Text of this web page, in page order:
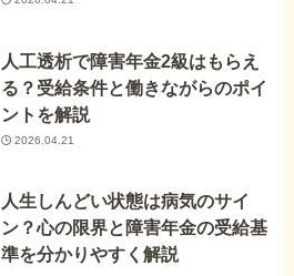
人工透析で障害年金2級はもらえ
る？受給条件と働きながらのポイ
ントを解説
2026.04.21
人生しんどい状態は病気のサイ
ン？心の限界と障害年金の受給基
準を分かりやすく解説